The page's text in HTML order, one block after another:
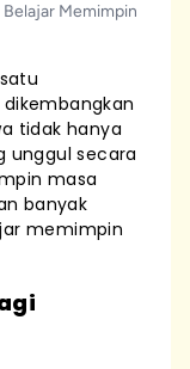
Memimpin
tidak hanya
unggul secara
masa
banyak
memimpin